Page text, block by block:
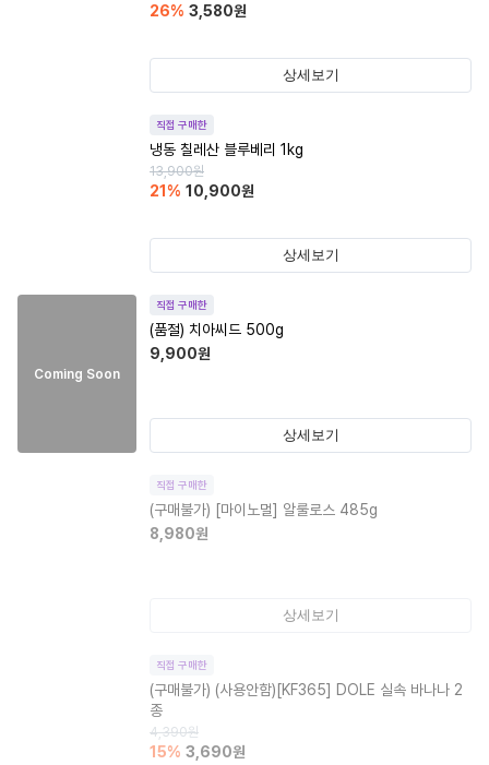
26% 3,580원
상세보기
직접 구매한
냉동 칠레산 블루베리 1kg
13,900원
21 % 10,900원
상세보기
Coming Soon
직접 구매한
(품절) 치아씨드 500g
9,900원
상세보기
직접 구매한
(구매불가) [마이노멀] 알룰로스 485g
8,980원
상세보기
직접 구매한
(구매불가) (사용안함)[KF365] DOLE 실속 바나나 2
종
4,390원
15% 3,690원